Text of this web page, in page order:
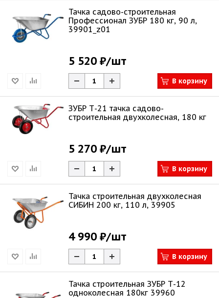
Тачка садово-строительная
Профессионал ЗУБР 180 кг, 90 л,
39901_z01
5 520 ₽/шт
В корзину
ЗУБР Т-21 тачка садово-
строительная двухколесная, 180 кг
5 270 ₽/шт
В корзину
Тачка строительная двухколесная
СИБИН 200 кг, 110 л, 39905
4 990 ₽/шт
В корзину
Тачка строительная ЗУБР Т-12
одноколесная 180кг 39960